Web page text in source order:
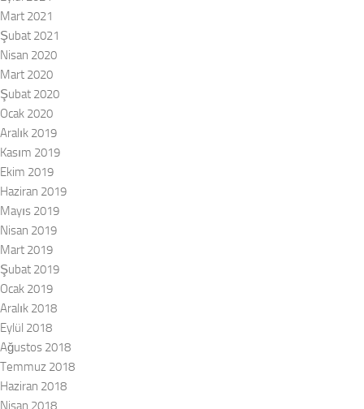
Mart 2021
Şubat 2021
Nisan 2020
Mart 2020
Şubat 2020
Ocak 2020
Aralık 2019
Kasım 2019
Ekim 2019
Haziran 2019
Mayıs 2019
Nisan 2019
Mart 2019
Şubat 2019
Ocak 2019
Aralık 2018
Eylül 2018
Ağustos 2018
Temmuz 2018
Haziran 2018
Nisan 2018